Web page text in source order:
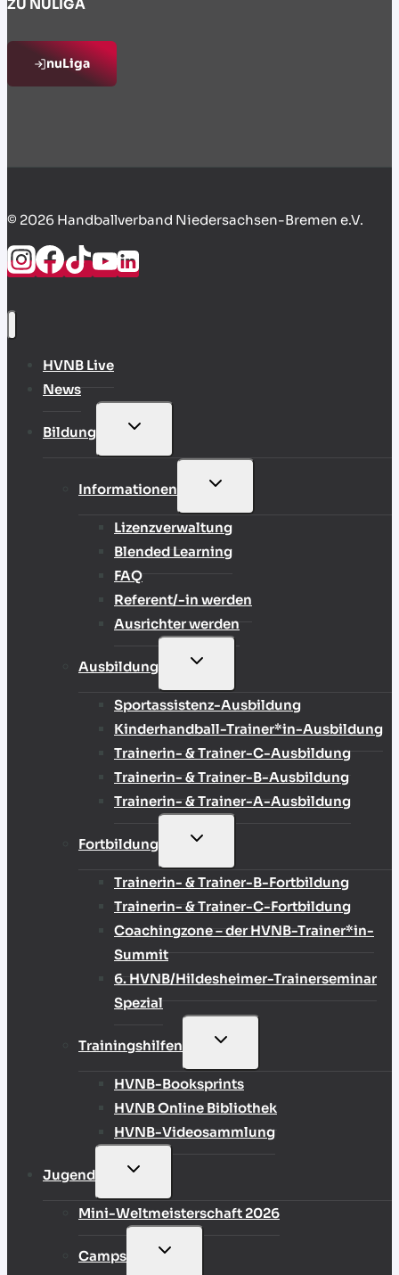
ZU NULIGA
nuLiga
© 2026 Handballverband Niedersachsen-Bremen e.V.
HVNB Live
News
Bildung
UNTERMENÜ
Informationen
UNTERMENÜ
Lizenzverwaltung
Blended Learning
FAQ
Referent/-in werden
Ausrichter werden
Ausbildung
UNTERMENÜ
Sportassistenz-Ausbildung
Kinderhandball-Trainer*in-Ausbildung
Trainerin- & Trainer-C-Ausbildung
Trainerin- & Trainer-B-Ausbildung
Trainerin- & Trainer-A-Ausbildung
Fortbildung
UNTERMENÜ
Trainerin- & Trainer-B-Fortbildung
Trainerin- & Trainer-C-Fortbildung
Coachingzone – der HVNB-Trainer*in-
Summit
6. HVNB/Hildesheimer-Trainerseminar
Spezial
Trainingshilfen
UNTERMENÜ
HVNB-Booksprints
HVNB Online Bibliothek
HVNB-Videosammlung
Jugend
UNTERMENÜ
Mini-Weltmeisterschaft 2026
Camps
UNTERMENÜ